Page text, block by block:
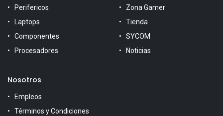
Perifericos
Laptops
Componentes
Procesadores
Zona Gamer
Tienda
SYCOM
Noticias
Nosotros
Empleos
Términos y Condiciones